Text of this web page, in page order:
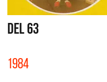
DEL 63
1984